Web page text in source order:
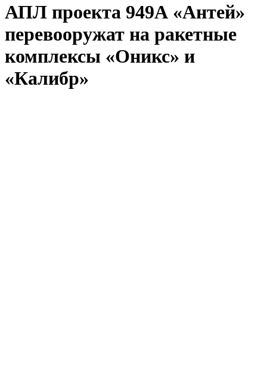
АПЛ проекта 949А «Антей»
перевооружат на ракетные
комплексы «Оникс» и
«Калибр»